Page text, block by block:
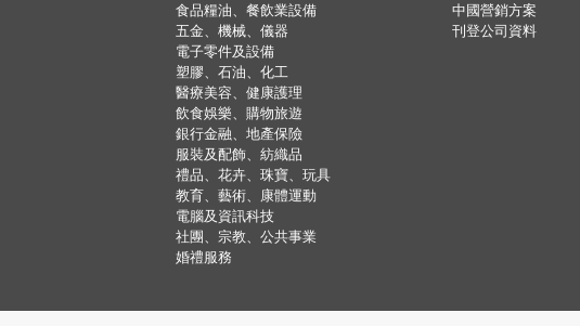
食品糧油、餐飲業設備
五金、機械、儀器
電子零件及設備
塑膠、石油、化工
醫療美容、健康護理
飲食娛樂、購物旅遊
銀行金融、地產保險
服裝及配飾、紡織品
禮品、花卉、珠寶、玩具
教育、藝術、康體運動
電腦及資訊科技
社團、宗教、公共事業
婚禮服務
中國營銷方案
刊登公司資料